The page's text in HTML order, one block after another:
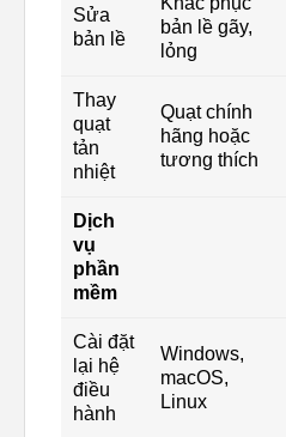
Sửa
bản lề
bản lề gãy,
lỏng
Thay
quạt
tản
nhiệt
Quạt chính
hãng hoặc
tương thích
Dịch
vụ
phần
mềm
Cài đặt
lại hệ
điều
hành
Windows,
macOS,
Linux